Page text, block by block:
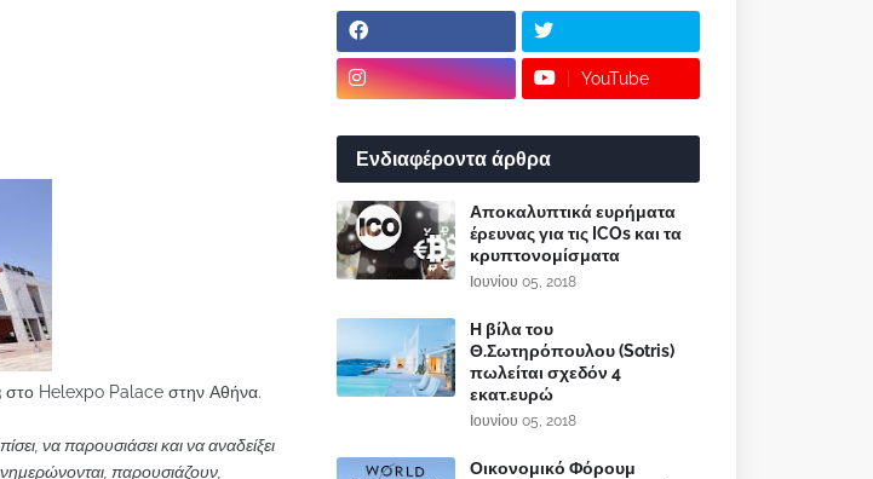
στο Helexpo Palace στην Αθήνα.
να παρουσιάσει και να αναδείξει
παρουσιάζουν,
YouTube
Ενδιαφέροντα άρθρα
Αποκαλυπτικά ευρήματα
έρευνας για τις ICOs και τα
κρυπτονομίσματα
Ιουνίου 05, 2018
Η βίλα του
Θ.Σωτηρόπουλου (Sotris)
πωλείται σχεδόν 4
εκατ.ευρώ
Ιουνίου 05, 2018
Οικονομικό Φόρουμ